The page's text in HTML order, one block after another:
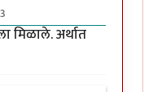
मिळाले. अर्थात